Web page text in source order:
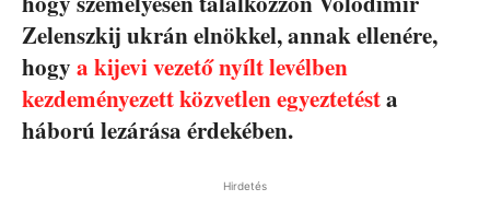
Zelenszkij ukrán elnökkel, annak ellenére,
hogy a kijevi vezető nyílt levélben
kezdeményezett közvetlen egyeztetésta
háború lezárása érdekében.
Hirdetés